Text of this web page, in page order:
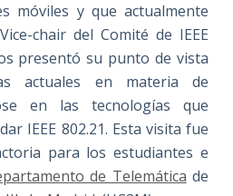
móviles y que actualmente
chair del Comité de IEEE
presentó su punto de vista
actuales en materia de
en las tecnologías que
IEEE 802.21. Esta visita fue
para los estudiantes e
de Telemática de